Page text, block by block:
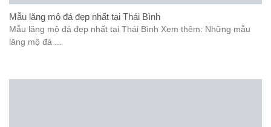
Mẫu lăng mộ đá đẹp nhất tại Thái Bình
Mẫu lăng mộ đá đẹp nhất tại Thái Bình Xem thêm: Những mẫu
lăng mộ đá ...